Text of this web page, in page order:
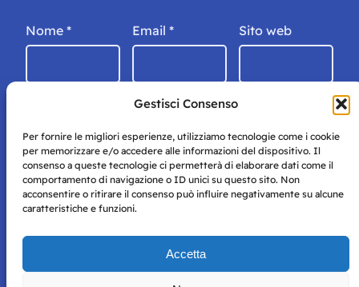
Gestisci Consenso
Per fornire le migliori esperienze, utilizziamo tecnologie come i cookie
per memorizzare e/o accedere alle informazioni del dispositivo. Il
consenso a queste tecnologie ci permetterà di elaborare dati come il
comportamento di navigazione o ID unici su questo sito. Non
acconsentire o ritirare il consenso può influire negativamente su alcune
caratteristiche e funzioni.
Accetta
Nome * Email * Sito web
Storie di Napoli è una testata registrata presso il tribunale di